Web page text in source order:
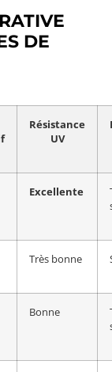
DE
Résistance
UV
Excellente
Très bonne
Bonne